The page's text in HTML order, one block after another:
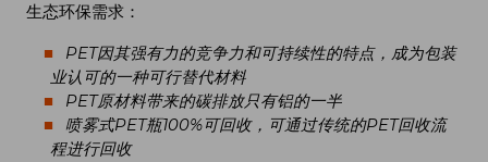
生态环保需求：
PET因其强有力的竞争力和可持续性的特点，成为包装
业认可的一种可行替代材料
PET原材料带来的碳排放只有铝的一半
喷雾式PET瓶100%可回收，可通过传统的PET回收流
程进行回收